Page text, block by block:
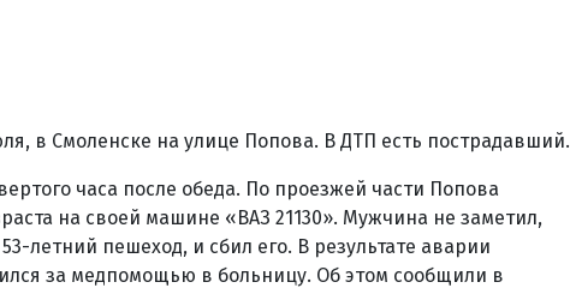
в Смоленске на улице Попова. В ДТП есть пострадавший.
часа после обеда. По проезжей части Попова
на своей машине «ВАЗ 21130». Мужчина не заметил,
летний пешеход, и сбил его. В результате аварии
за медпомощью в больницу. Об этом сообщили в